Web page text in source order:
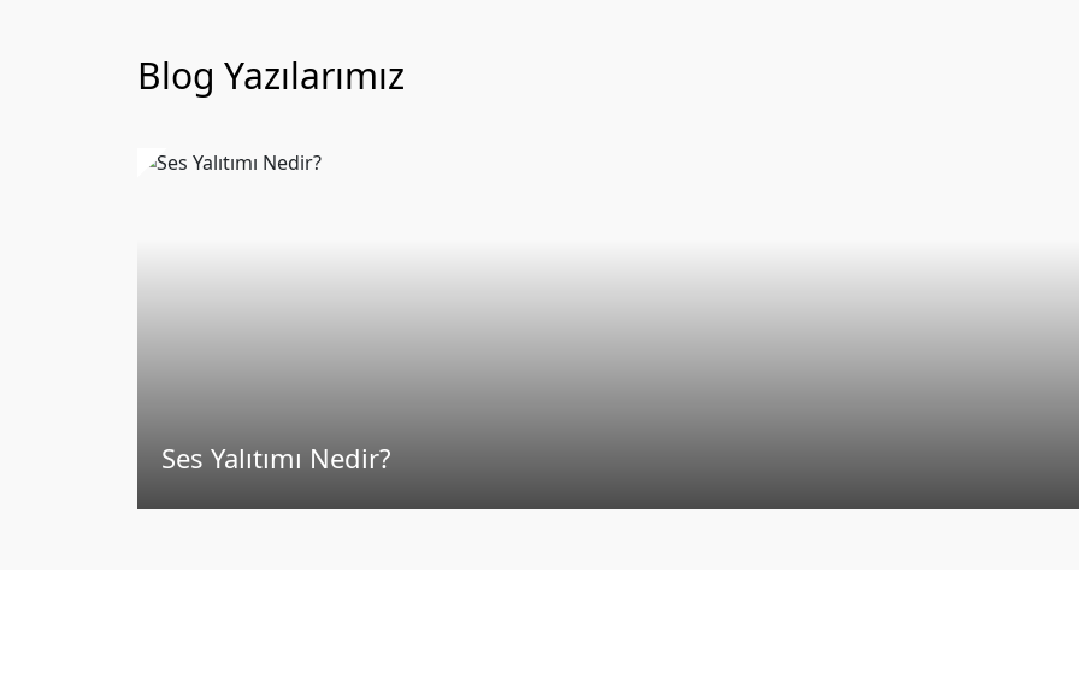
Blog Yazılarımız
Ses Yalıtımı Nedir?